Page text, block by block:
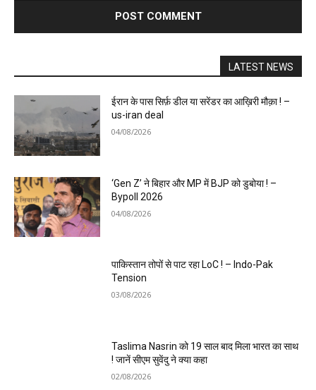
LATEST NEWS
ईरान के पास सिर्फ़ डील या सरेंडर का आख़िरी मौक़ा ! –
us-iran deal
04/08/2026
‘Gen Z’ ने बिहार और MP में BJP को डुबोया ! –
Bypoll 2026
04/08/2026
पाकिस्तान तोपों से पाट रहा LoC ! – Indo-Pak
Tension
03/08/2026
Taslima Nasrin को 19 साल बाद मिला भारत का साथ
! जानें सीएम सुवेंदु ने क्या कहा
02/08/2026